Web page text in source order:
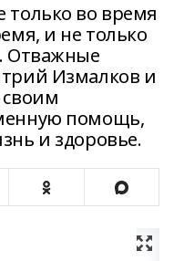
только во время
и не только
Отважные
Измалков и
помощь,
и здоровье.